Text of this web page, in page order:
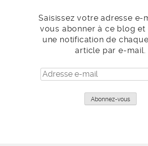
Saisissez votre adresse e-
vous abonner à ce blog et
une notification de
article par e-mail.
Adresse
e-
Abonnez-vous